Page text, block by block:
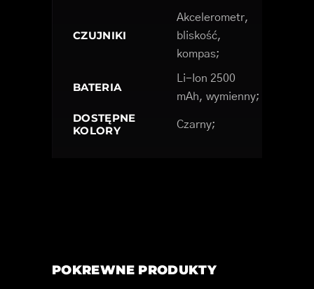
CZUJNIKI
Akcelerometr,
bliskość,
kompas;
BATERIA
Li-Ion 2500
mAh, wymienny;
DOSTĘPNE
KOLORY
Czarny;
POKREWNE PRODUKTY